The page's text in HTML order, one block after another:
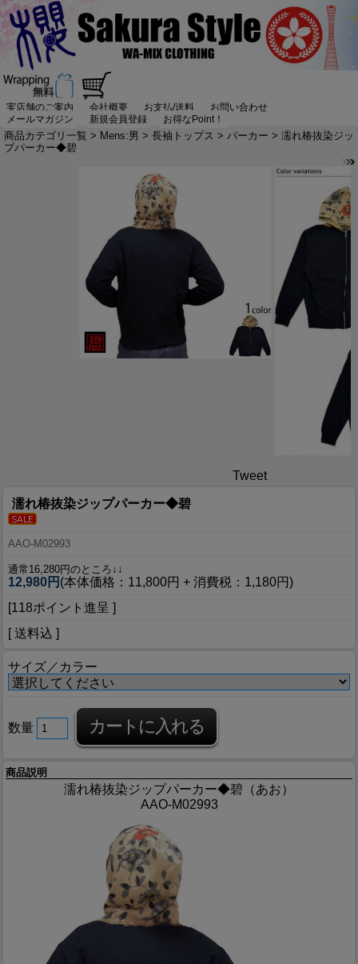
実店舗のご案内 会社概要 お支払/送料
お問い合わせ
メールマガジン
新規会員登録 お得なPoint！
商品カテゴリ一覧 > Mens:男 > 長袖トップス > パーカー > 濡れ椿抜染ジッ
プパーカー◆碧
Tweet
濡れ椿抜染ジップパーカー◆碧
AAO-M02993
通常16,280円のところ↓↓
12,980円 (本体価格：11,800円 + 消費税：1,180円)
[118ポイント進呈 ]
[ 送料込 ]
サイズ／カラー
数量
商品説明
濡れ椿抜染ジップパーカー◆碧（あお）
AAO-M02993